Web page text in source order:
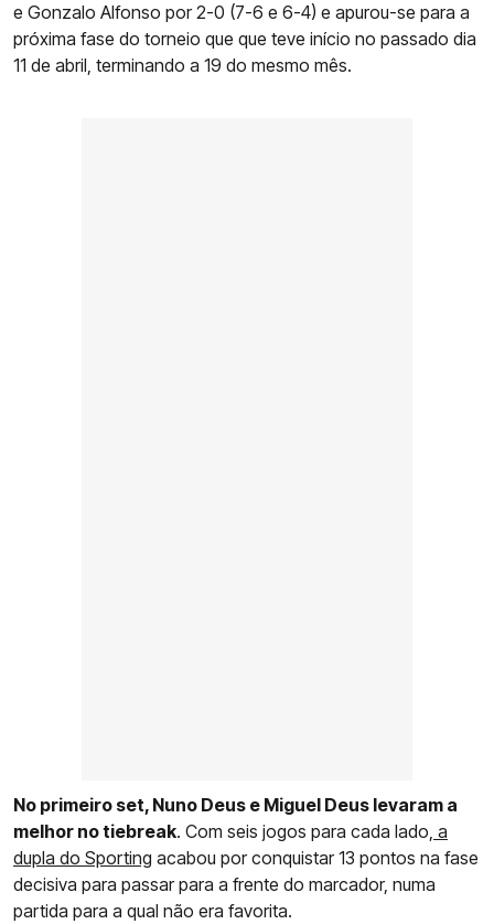
e Gonzalo Alfonso por 2-0 (7-6 e 6-4) e apurou-se para a
próxima fase do torneio que que teve início no passado dia
11 de abril, terminando a 19 do mesmo mês.
No primeiro set, Nuno Deus e Miguel Deus levaram a
melhor no tiebreak. Com seis jogos para cada lado, a
dupla do Sporting acabou por conquistar 13 pontos na fase
decisiva para passar para a frente do marcador, numa
partida para a qual não era favorita.